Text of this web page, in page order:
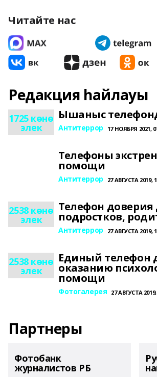
Читайте нас
Редакция һайлауы
1725 көнө
элек
Ышаныс
Антитеррор 17 НОЯБРЯ 2021,
Телефоны
помощи
Антитеррор 27 АВГУСТА 2019,
2538 көнө
элек
Телефон доверия
подростков,
Антитеррор 27 АВГУСТА 2019,
2538 көнө
элек
Единый телефон
оказанию
помощи
Фотогалерея 27 АВГУСТА 2019,
Партнеры
Фотобанк
журналистов РБ